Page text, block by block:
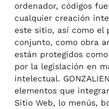
ordenador, códigos
cualquier creación
este sitio, así como el
conjunto, como obra
están protegidos
por la legislación en
intelectual.
elementos que
Sitio Web, lo menús,